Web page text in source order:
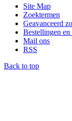
Site Map
Zoektermen
Geavanceerd
Bestellingen en
Mail ons
RSS
Back to top